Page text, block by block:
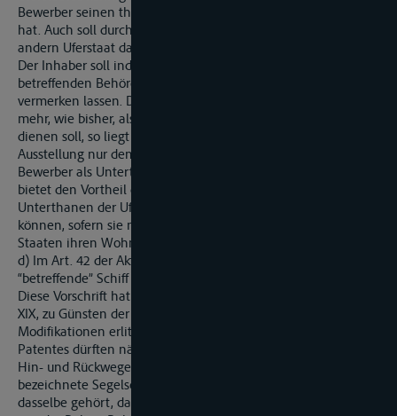
Bewerber seinen thatsächlichen oder juristischen wohnsitz
hat. Auch soll durch die Verlgung des Wohnsitzes in einen
andern Uferstaat das Patent seine Gültigkeit nicht verlieren.
Der Inhaber soll indesz seinen neuen Wohnistz von der
betreffenden Behörde des letztern auf dem Patente
vermerken lassen. Da das Schifferpatent künftighin nicht
mehr, wie bisher, als Urkunde für die Nationalität des Schiffes
dienen soll, so liegt kein Grund mehr vor, die Befugnisz zur
Ausstellung nur demjenigen Staate voorzubehalten, dem der
Bewerber als Unterthan angehört. Die jetzige Bestimmung
bietet den Vortheil dar, dasz auch andern Personen, als den
Unterthanen der Uferstaaten Patente voerliehen werden
können, sofern sie nur im Gebiete eines der vertragenden
Staaten ihren Wohnsitz nehmen.
d) Im Art. 42 der Akte ist vorgeschrieben, dasz das
“betreffende” Schiff im Patente genau bezeichnet werden soll.
Diese Vorschrift hat später durch den Supplementar-Artikel
XIX, zu Günsten der sogenannten Setzschiffer einige
Modifikationen erlitten. Die Inhaber eines Rheinschiffahrts-
Patentes dürften nähmlich auf einer Reise, und zwar auf dem
Hin- und Rückwege ein anderes als das im Patente
bezeichnete Segelschiff ohne R¨cuksicht, welchem Uferstaate
dasselbe gehört, dann führen, wenn das zu führende Schiff